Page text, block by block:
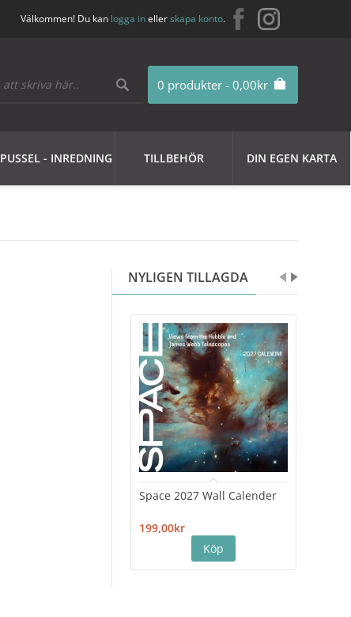
Välkommen! Du kan logga inellerskapa konto.
0 produkter - 0,00kr
PUSSEL - INREDNING TILLBEHÖR DIN EGEN KARTA
NYLIGEN TILLAGDA
Space 2027 Wall Calender
199,00kr